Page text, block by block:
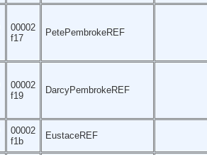
00002
f17
PetePembrokeREF
00002
f19
DarcyPembrokeREF
00002
f1b
EustaceREF